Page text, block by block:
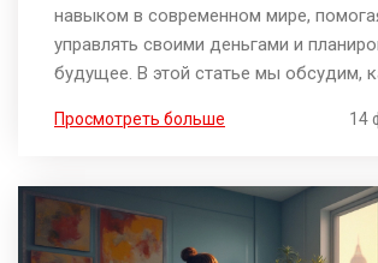
навыком в современном мире,
управлять своими деньгами и
будущее. В этой статье мы обсудим,
простые шаги помогут улучшить ваше
обучения. Узнайте, насколько важно
планировщик бюджета и почему
финансовые привычки могут
Просмотреть больше 14